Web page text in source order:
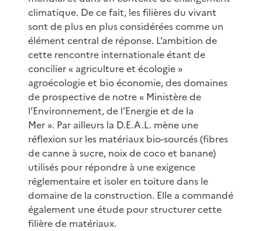
climatique. De ce fait, les filières du vivant
sont de plus en plus considérées comme un
élément central de réponse. L’ambition de
cette rencontre internationale étant de
concilier « agriculture et écologie »
agroécologie et bio économie, des domaines
de prospective de notre « Ministère de
l’Environnement, de l’Energie et de la
Mer ». Par ailleurs la D.E.A.L. mène une
réflexion sur les matériaux bio-sourcés (fibres
de canne à sucre, noix de coco et banane)
utilisés pour répondre à une exigence
réglementaire et isoler en toiture dans le
domaine de la construction. Elle a commandé
également une étude pour structurer cette
filière de matériaux.